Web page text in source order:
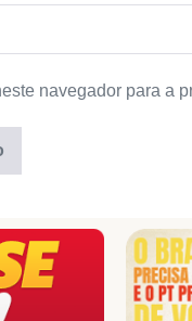
navegador para a